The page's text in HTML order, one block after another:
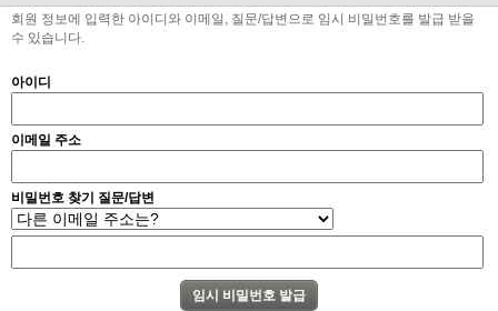
회원 정보에 입력한 아이디와 이메일, 질문/답변으로 임시 비밀번호를 발급 받을
수 있습니다.
아이디
이메일 주소
비밀번호 찾기 질문/답변